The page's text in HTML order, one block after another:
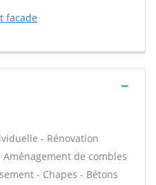
facade
- Rénovation
de combles
- Chapes - Bétons